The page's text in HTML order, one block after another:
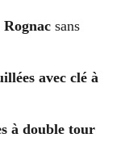
sans
avec clé à
à double tour